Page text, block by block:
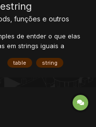
funções e outros
de entder o que elas
em strings iguais a
table comun antes que
table string